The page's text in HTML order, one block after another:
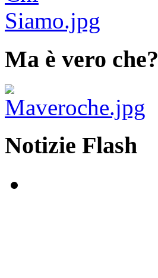
Ma è vero che?
Notizie Flash